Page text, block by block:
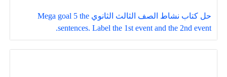
حل كتاب نشاط الصف الثالث الثانوي Mega goal 5 the
sentences. Label the 1st event and the 2nd event.